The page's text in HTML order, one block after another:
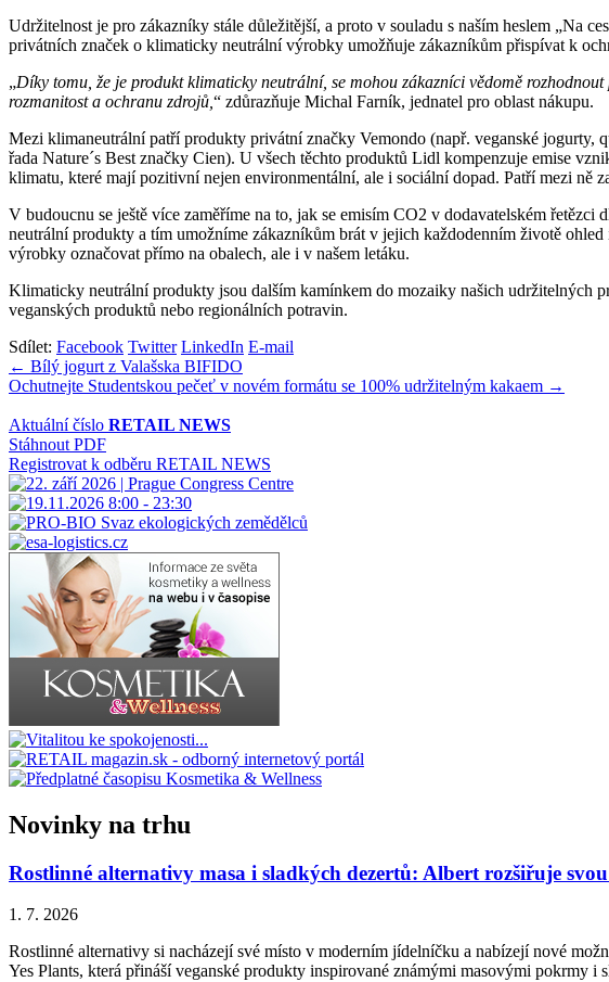
Udržitelnost je pro zákazníky stále důležitější, a proto v souladu s naším heslem „Na
privátních značek o klimaticky neutrální výrobky umožňuje zákazníkům přispívat k
„Díky tomu, že je produkt klimaticky neutrální, se mohou zákazníci vědomě
rozmanitost a ochranu zdrojů, “ zdůrazňuje Michal Farník, jednatel pro oblast nákupu.
Mezi klimaneutrální patří produkty privátní značky Vemondo (např. veganské jogurty,
řada Nature´s Best značky Cien). U všech těchto produktů Lidl kompenzuje emise
klimatu, které mají pozitivní nejen environmentální, ale i sociální dopad. Patří mezi
V budoucnu se ještě více zaměříme na to, jak se emisím CO2 v dodavatelském
neutrální produkty a tím umožníme zákazníkům brát v jejich každodenním životě
výrobky označovat přímo na obalech, ale i v našem letáku.
Klimaticky neutrální produkty jsou dalším kamínkem do mozaiky našich
veganských produktů nebo regionálních potravin.
Sdílet: Facebook Twitter LinkedIn E-mail
Navigace
pro
příspěvek
← Bílý jogurt z Valašska BIFIDO
Ochutnejte Studentskou pečeť v novém formátu se 100% udržitelným kakaem →
Aktuální číslo RETAIL NEWS
Stáhnout PDF
Registrovat k odběru RETAIL NEWS
Novinky na trhu
Rostlinné alternativy masa i sladkých dezertů: Albert rozšiřuje
1. 7. 2026
Rostlinné alternativy si nacházejí své místo v moderním jídelníčku a nabízejí nové
Yes Plants, která přináší veganské produkty inspirované známými masovými pokrmy i